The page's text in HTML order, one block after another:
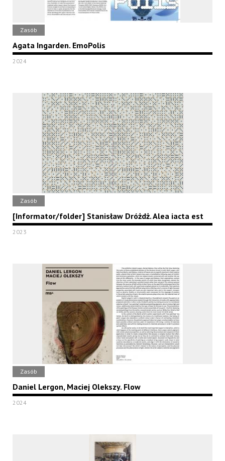
Zasób
Agata Ingarden. EmoPolis
2024
Zasób
[Informator/folder] Stanisław Dróżdż. Alea iacta est
2023
Zasób
Daniel Lergon, Maciej Olekszy. Flow
2024